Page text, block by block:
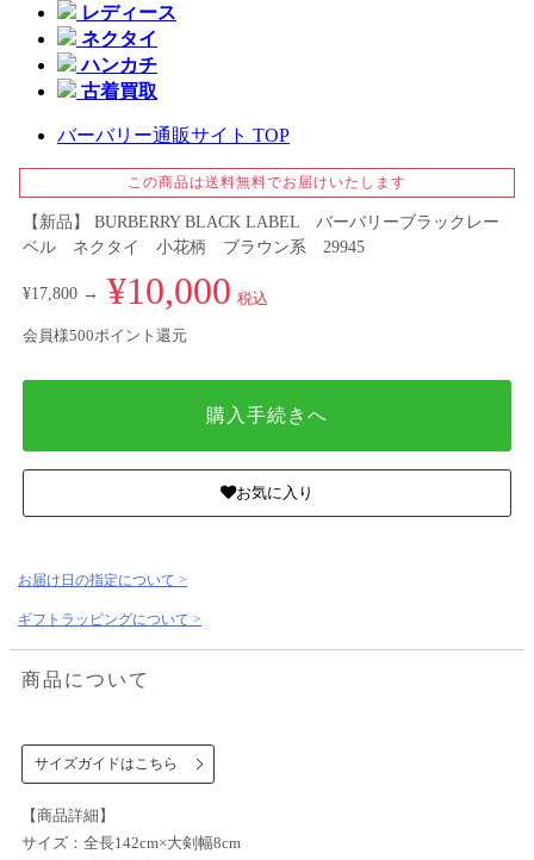
レディース
ネクタイ
ハンカチ
古着買取
バーバリー通販サイト TOP
この商品は送料無料でお届けいたします
【新品】 BURBERRY BLACK LABEL バーバリーブラックレー
ベル ネクタイ 小花柄 ブラウン系 29945
¥17,800 → ¥10,000 税込
会員様500ポイント還元
購入手続きへ
お気に入り
お届け日の指定について >
ギフトラッピングについて >
商品について
サイズガイドはこちら
【商品詳細】
サイズ：全長142cm×大剣幅8cm